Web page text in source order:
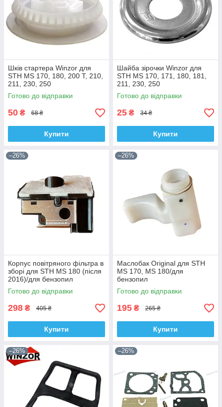
Шків стартера Winzor для
STH MS 170, 180, 200 T, 210,
211, 230, 250
Готово до відправки
50 ₴ 68 ₴
Купити
Шайба зірочки Winzor для
STH MS 170, 171, 180, 181,
211, 230, 250
Готово до відправки
25 ₴ 34 ₴
Купити
–26%
Корпус повітряного фільтра в
зборі для STH MS 180 (після
2016)/для бензопил
Готово до відправки
298 ₴ 405 ₴
Купити
–26%
Маслобак Original для STH
MS 170, MS 180/для
бензопил
Готово до відправки
195 ₴ 265 ₴
Купити
–26% –26%